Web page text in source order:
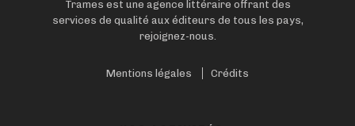
Trames est une agence littéraire offrant des
services de qualité aux éditeurs de tous les pays,
rejoignez-nous.
Mentions légales Crédits